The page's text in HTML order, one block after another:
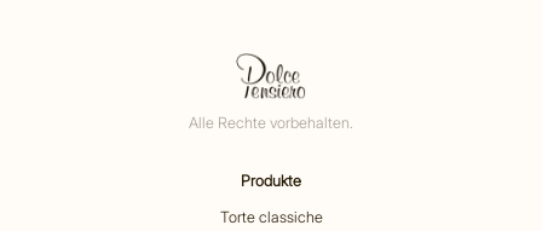
Alle Rechte vorbehalten.
Produkte
Torte classiche